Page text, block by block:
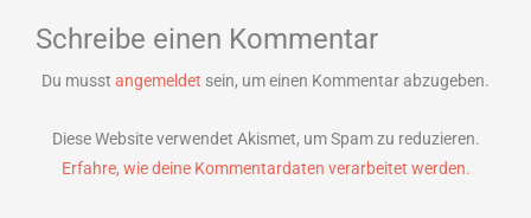
Schreibe einen Kommentar
Du musst angemeldet sein, um einen Kommentar abzugeben.
Diese Website verwendet Akismet, um Spam zu reduzieren.
Erfahre, wie deine Kommentardaten verarbeitet werden.